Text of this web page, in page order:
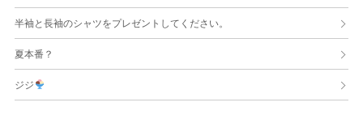
半袖と長袖のシャツをプレゼントしてください。
夏本番？
ジジ